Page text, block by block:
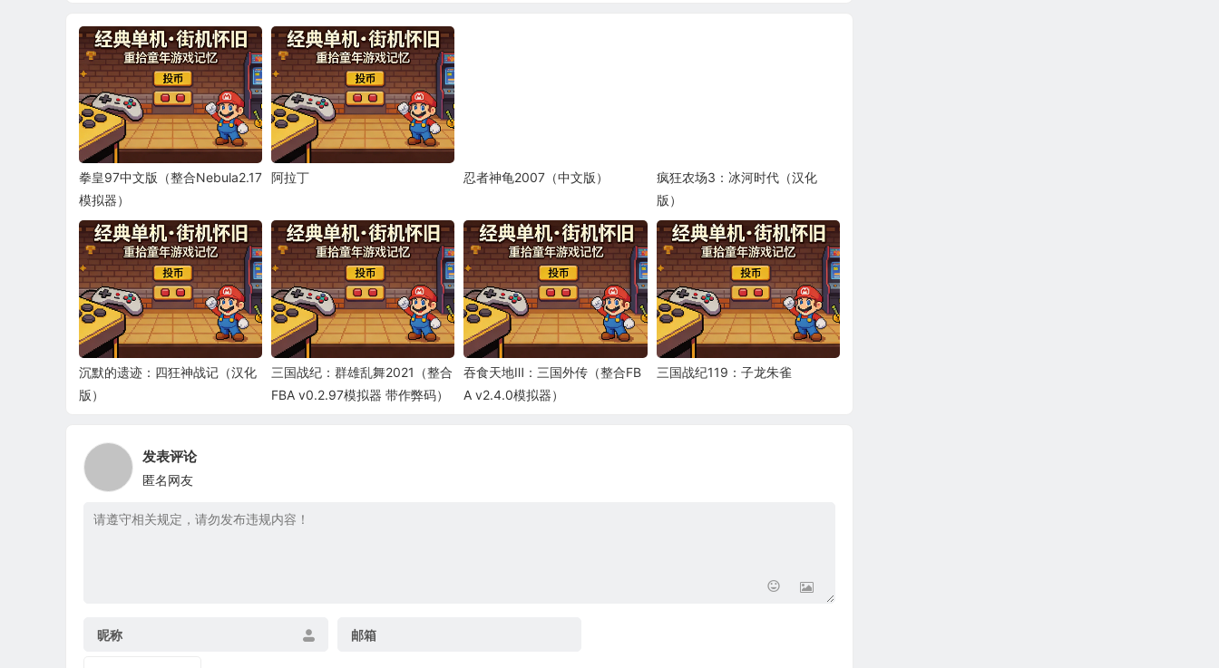
拳皇97中文版（整合Nebula2.17
模拟器）
阿拉丁 忍者神龟2007（中文版）
疯狂农场3：冰河时代（汉化
版）
沉默的遗迹：四狂神战记（汉化
版）
三国战纪：群雄乱舞2021（整合
FBA v0.2.97模拟器 带作弊码）
吞食天地Ⅲ：三国外传（整合FB
A v2.4.0模拟器）
三国战纪119：子龙朱雀
发表评论
匿名网友
昵称 邮箱